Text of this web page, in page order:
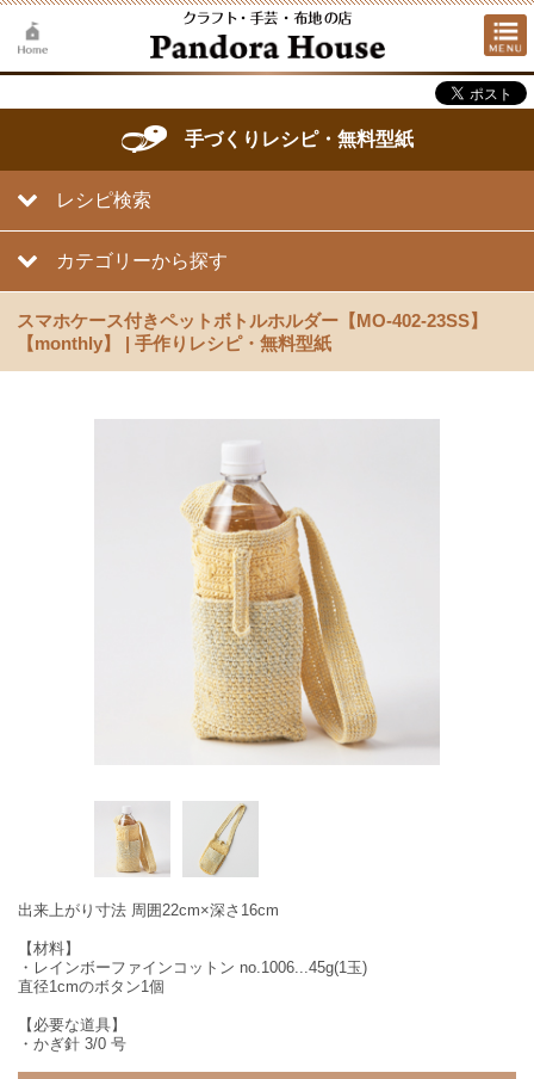
手づくりレシピ・無料型紙
レシピ検索
カテゴリーから探す
スマホケース付きペットボトルホルダー【MO-402-23SS】
【monthly】 | 手作りレシピ・無料型紙
出来上がり寸法 周囲22cm×深さ16cm
【材料】
・レインボーファインコットン no.1006...45g(1玉)
直径1cmのボタン1個
【必要な道具】
・かぎ針 3/0 号